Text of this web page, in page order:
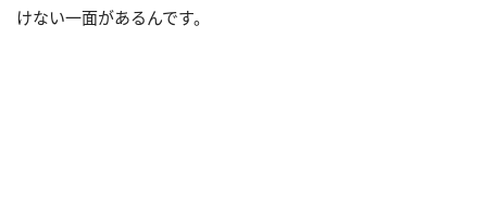
けない一面があるんです。